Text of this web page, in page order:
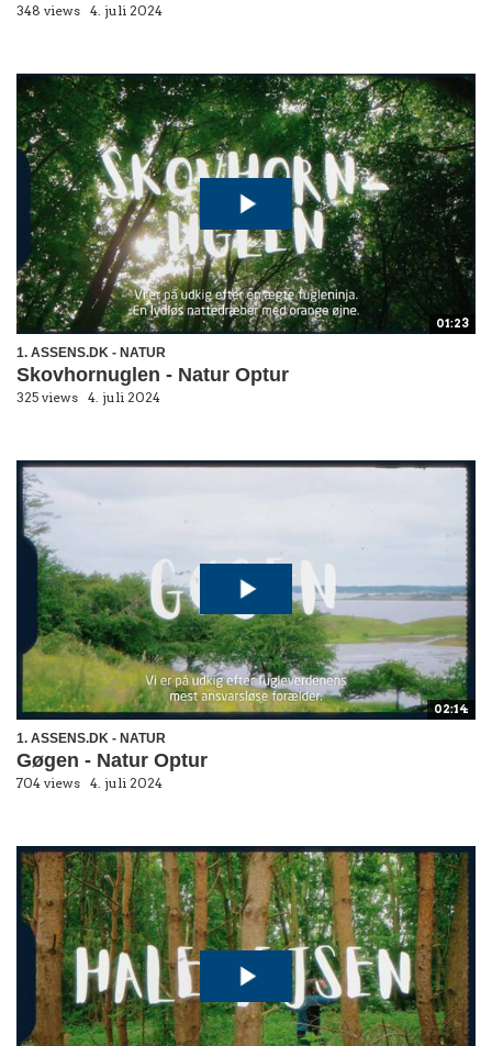
348 views 4. juli 2024
01:23
1. ASSENS.DK - NATUR
Skovhornuglen - Natur Optur
325 views 4. juli 2024
02:14
1. ASSENS.DK - NATUR
Gøgen - Natur Optur
704 views 4. juli 2024